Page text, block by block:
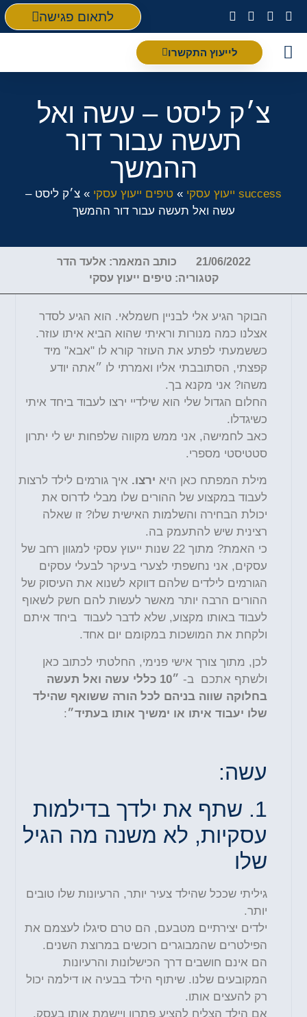
לתאום פגישה
לייעוץ התקשרו
צ׳ק ליסט – עשה ואל
תעשה עבור דור
ההמשך
success ייעוץ עסקי »טיפים ייעוץ עסקי»צ׳ק ליסט –
עשה ואל תעשה עבור דור ההמשך
21/06/2022 כותב המאמר:אלעד הדר
קטגוריה: טיפים ייעוץ עסקי
הבוקר הגיע אלי לבניין חשמלאי. הוא הגיע לסדר
אצלנו כמה מנורות וראיתי שהוא הביא איתו עוזר.
כששמעתי לפתע את העוזר קורא לו "אבא" מיד
קפצתי, הסתובבתי אליו ואמרתי לו ״אתה יודע
משהו? אני מקנא בך.
החלום הגדול שלי הוא שילדיי ירצו לעבוד ביחד איתי
כשיגדלו.
כאב לחמישה, אני ממש מקווה שלפחות יש לי יתרון
סטטיסטי מספרי.
מילת המפתח כאן היא ירצו.איך גורמים לילד לרצות
לעבוד במקצוע של ההורים שלו מבלי לדרוס את
יכולת הבחירה והשלמות האישית שלו? זו שאלה
רצינית שיש להתעמק בה.
כי האמת? מתוך 22 שנות ייעוץ עסקי למגוון רחב של
עסקים, אני נחשפתי לצערי בעיקר לבעלי עסקים
הגורמים לילדים שלהם דווקא לשנוא את העיסוק של
ההורים הרבה יותר מאשר לעשות להם חשק לשאוף
לעבוד באותו מקצוע, שלא לדבר לעבוד ביחד איתם
ולקחת את המושכות במקומם יום אחד .
לכן, מתוך צורך אישי פנימי, החלטתי לכתוב כאן
ולשתף אתכם ב-
״10 כללי עשה ואל תעשה
בחלוקה שווה בניהם לכל הורה ששואף שהילד
שלו יעבוד איתו או ימשיך אותו בעתיד״:
עשה:
שתף את ילדך בדילמות
עסקיות, לא משנה מה הגיל
שלו
גיליתי שככל שהילד צעיר יותר, הרעיונות שלו טובים
יותר.
ילדים יצירתיים מטבעם, הם טרם סיגלו לעצמם את
הפילטרים שהמבוגרים רוכשים במרוצת השנים.
הם אינם חושבים דרך הכישלונות והרעיונות
המקובעים שלנו. שיתוף הילד בבעיה או דילמה יכול
רק להעצים אותו.
אם הילד הצליח להציע פתרון ויישמת אותו בעסק,